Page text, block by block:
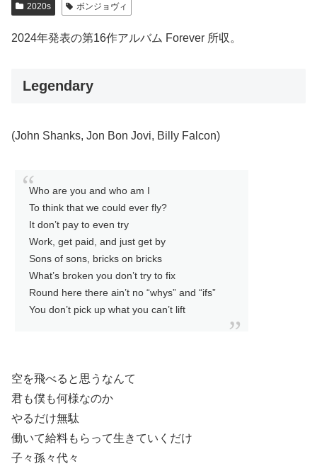
2020s ボンジョヴィ
2024年発表の第16作アルバム Forever 所収。
Legendary
(John Shanks, Jon Bon Jovi, Billy Falcon)
Who are you and who am I
To think that we could ever fly?
It don’t pay to even try
Work, get paid, and just get by
Sons of sons, bricks on bricks
What’s broken you don’t try to fix
Round here there ain’t no “whys” and “ifs”
You don’t pick up what you can’t lift
空を飛べると思うなんて
君も僕も何様なのか
やるだけ無駄
働いて給料もらって生きていくだけ
子々孫々代々